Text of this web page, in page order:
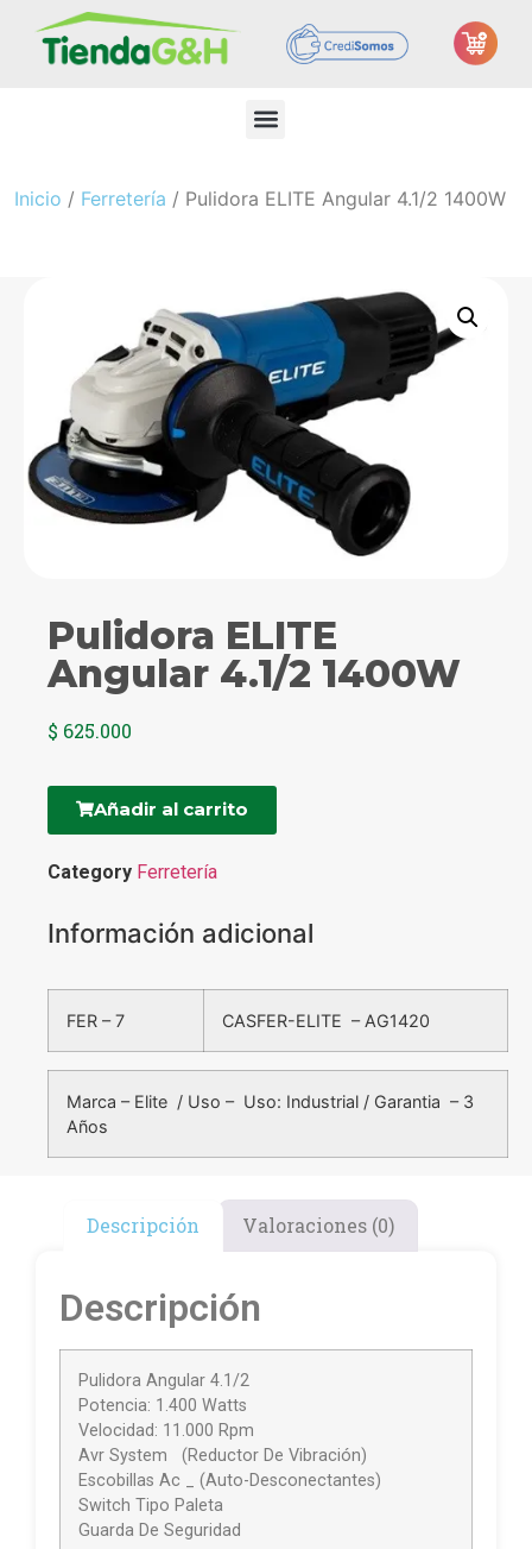
Inicio / Ferretería / Pulidora ELITE Angular 4.1/2 1400W
Pulidora ELITE
Angular 4.1/2 1400W
$ 625.000
Añadir al carrito
Category Ferretería
Información adicional
FER – 7 CASFER-ELITE – AG1420
Marca – Elite / Uso – Uso: Industrial / Garantia – 3
Años
Descripción Valoraciones (0)
Descripción
Pulidora Angular 4.1/2
Potencia: 1.400 Watts
Velocidad: 11.000 Rpm
Avr System (Reductor De Vibración)
Escobillas Ac _ (Auto-Desconectantes)
Switch Tipo Paleta
Guarda De Seguridad